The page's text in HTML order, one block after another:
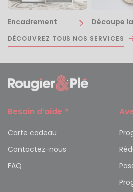
Encadrement Découpe
DÉCOUVREZ TOUS NOS SERVICES
Besoin d’aide ?
Carte cadeau
Contactez-nous
FAQ